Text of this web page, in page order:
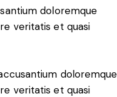
doloremque
veritatis et quasi
doloremque
veritatis et quasi